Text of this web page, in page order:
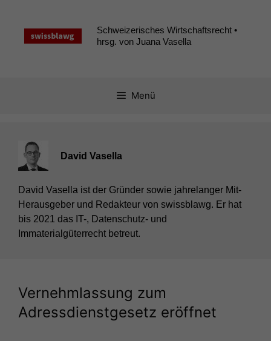
springen
Schweizerisches Wirtschaftsrecht •
hrsg. von Juana Vasella
Menü
David Vasella
David Vasella ist der Gründer sowie jahrelanger Mit-
Herausgeber und Redakteur von swissblawg. Er hat
bis 2021 das IT-, Datenschutz- und
Immaterialgüterrecht betreut.
Vernehmlassung zum
Adressdienstgesetz eröffnet